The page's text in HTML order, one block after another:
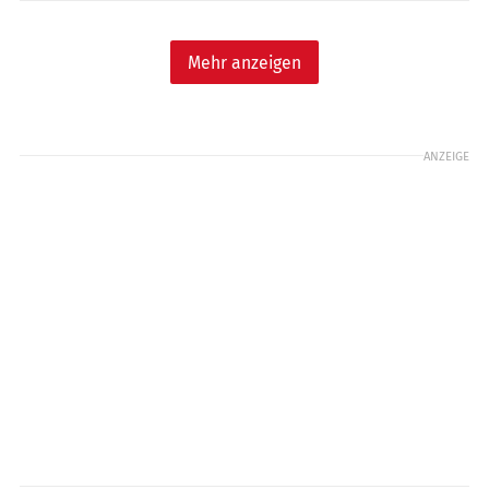
Mehr anzeigen
ANZEIGE